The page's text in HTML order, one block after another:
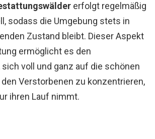
erfolgt regelmäßig
sodass die Umgebung stets in
Zustand bleibt. Dieser Aspekt
ermöglicht es den
voll und ganz auf die schönen
den Verstorbenen zu konzentrieren,
ihren Lauf nimmt.